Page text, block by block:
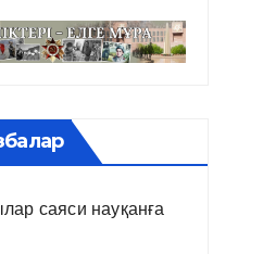
саяси науқанға